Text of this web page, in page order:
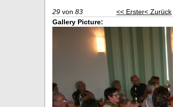
29 von 83 << Erster< Zurück
Gallery Picture: